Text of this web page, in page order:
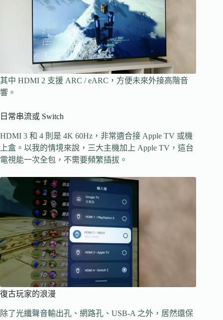
其中 HDMI 2 支援 ARC / eARC，方便未來外接高階音
響。
日常串流或 Switch
HDMI 3 和 4 則是 4K 60Hz，非常適合接 Apple TV 或機
上盒。以我的情境來說，三大主機加上 Apple TV，這台
電視能一次全包，不需要頻繁插拔。
復古玩家的浪漫
除了光纖聲音輸出孔、網路孔、USB-A 之外，居然還保